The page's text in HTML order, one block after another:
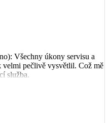
Všechny úkony servisu a
velmi pečlivě vysvětlil. Což mě
služba.